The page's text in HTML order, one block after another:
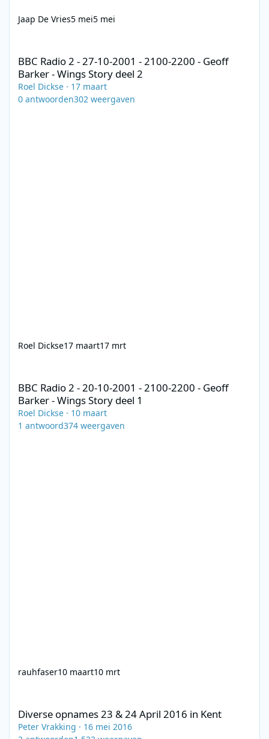
Jaap De Vries5 mei5 mei
BBC Radio 2 - 27-10-2001 - 2100-2200 - Geoff
Barker - Wings Story deel 2
Roel Dickse · 17 maart
0 antwoorden302 weergaven
Roel Dickse17 maart17 mrt
BBC Radio 2 - 20-10-2001 - 2100-2200 - Geoff
Barker - Wings Story deel 1
Roel Dickse · 10 maart
1 antwoord374 weergaven
rauhfaser10 maart10 mrt
Diverse opnames 23 & 24 April 2016 in Kent
Peter Vrakking · 16 mei 2016